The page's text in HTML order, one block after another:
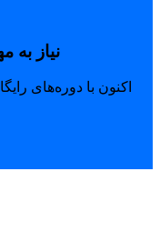
نیاز به
اکنون با دوره‌های